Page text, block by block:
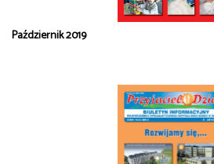
Październik 2019